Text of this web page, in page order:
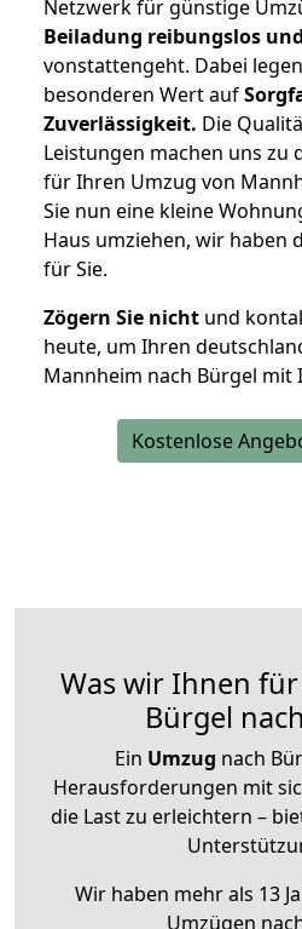
Netzwerk für günstige
Beiladung reibungslos
vonstattengeht. Dabei
besonderen Wert auf
Zuverlässigkeit. Die
Leistungen machen uns zu
für Ihren Umzug von
Sie nun eine kleine
Haus umziehen, wir haben
für Sie.
Zögern Sie nicht und
heute, um Ihren
Mannheim nach Bürgel mit
Kostenlose
Was wir Ihnen
Bürgel
Ein Umzug nach
Herausforderungen mit
die Last zu erleichtern –
Wir haben mehr als 13
Umzügen